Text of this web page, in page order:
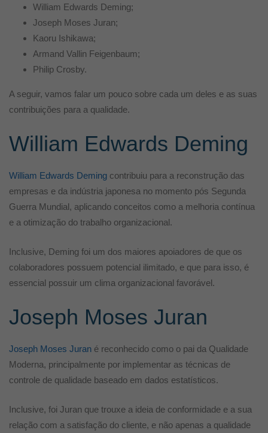
William Edwards Deming;
Joseph Moses Juran;
Kaoru Ishikawa;
Armand Vallin Feigenbaum;
Philip Crosby.
A seguir, vamos falar um pouco sobre cada um deles e as suas
contribuições para a qualidade.
William Edwards Deming
William Edwards Deming contribuiu para a reconstrução das
empresas e da indústria japonesa no momento pós Segunda
Guerra Mundial, aplicando conceitos como a melhoria contínua
e a otimização do trabalho organizacional.
Inclusive, Deming foi um dos maiores apoiadores de que os
colaboradores possuem potencial ilimitado, e que para isso, é
essencial possuir um clima organizacional favorável.
Joseph Moses Juran
Joseph Moses Juran é reconhecido como o pai da Qualidade
Moderna, principalmente por implementar as técnicas de
controle de qualidade baseado em dados estatísticos.
Inclusive, foi Juran que trouxe a ideia de conformidade e a sua
relação com a satisfação do cliente, e não apenas a qualidade